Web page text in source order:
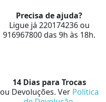
Precisa de ajuda?
Ligue já 220174236 ou
916967800 das 9h às 18h.
14 Dias para Trocas
ou Devoluções. Ver Politica